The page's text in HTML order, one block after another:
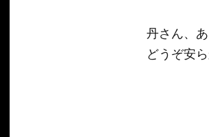
丹さん、
どうぞ安